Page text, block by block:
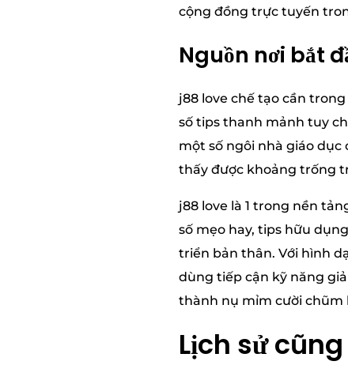
cộng đồng trực tuyến
Nguồn nơi bắt
j88 love chế tạo cần
số tips thanh mảnh tuy
một số ngôi nhà giáo
thấy được khoảng trống
j88 love là 1 trong nền
số mẹo hay, tips hữu
triển bản thân. Với hình
dùng tiếp cận kỹ năng
thành nụ mỉm cười chũm
Lịch sử